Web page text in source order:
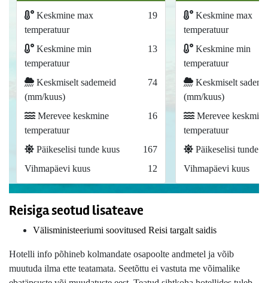
Keskmine max
temperatuur
19
Keskmine min
temperatuur
13
Keskmiselt sademeid
(mm/kuus)
74
Merevee keskmine
temperatuur
16
Päikeselisi tunde kuus
167
Vihmapäevi kuus
12
Keskmine max
temperatuur
Keskmine min
temperatuur
Keskmiselt
(mm/kuus)
Merevee keskmine
temperatuur
Päikeselisi tunde
Vihmapäevi kuus
Reisiga seotud lisateave
Välisministeeriumi soovitused Reisi targalt saidis
Hotelli info põhineb kolmandate osapoolte andmetel ja võib
muutuda ilma ette teatamata. Seetõttu ei vastuta me võimalike